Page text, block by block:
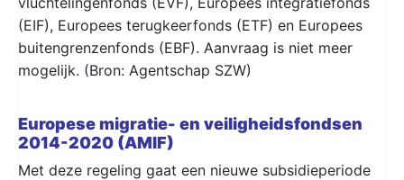
(EIF), Europees terugkeerfonds (ETF) en Europees
buitengrenzenfonds (EBF). Aanvraag is niet meer
mogelijk. (Bron: Agentschap SZW)
Europese migratie- en veiligheidsfondsen
2014-2020 (AMIF)
Met deze regeling gaat een nieuwe subsidieperiode